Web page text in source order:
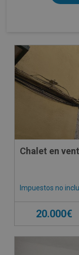
CONDICIONES
Chalet en
Impuestos no
20.000€